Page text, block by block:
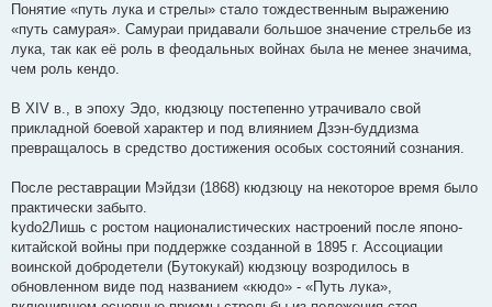
Понятие «путь лука и стрелы» стало тождественным выражению
«путь самурая». Самураи придавали большое значение стрельбе из
лука, так как её роль в феодальных войнах была не менее значима,
чем роль кендо.
В XIV в., в эпоху Эдо, кюдзюцу постепенно утрачивало свой
прикладной боевой характер и под влиянием Дзэн-буддизма
превращалось в средство достижения особых состояний сознания.
После реставрации Мэйдзи (1868) кюдзюцу на некоторое время было
практически забыто.
kydo2Лишь с ростом националистических настроений после японо-
китайской войны при поддержке созданной в 1895 г. Ассоциации
воинской добродетели (Бутокукай) кюдзюцу возродилось в
обновленном виде под названием «кюдо» - «Путь лука»,